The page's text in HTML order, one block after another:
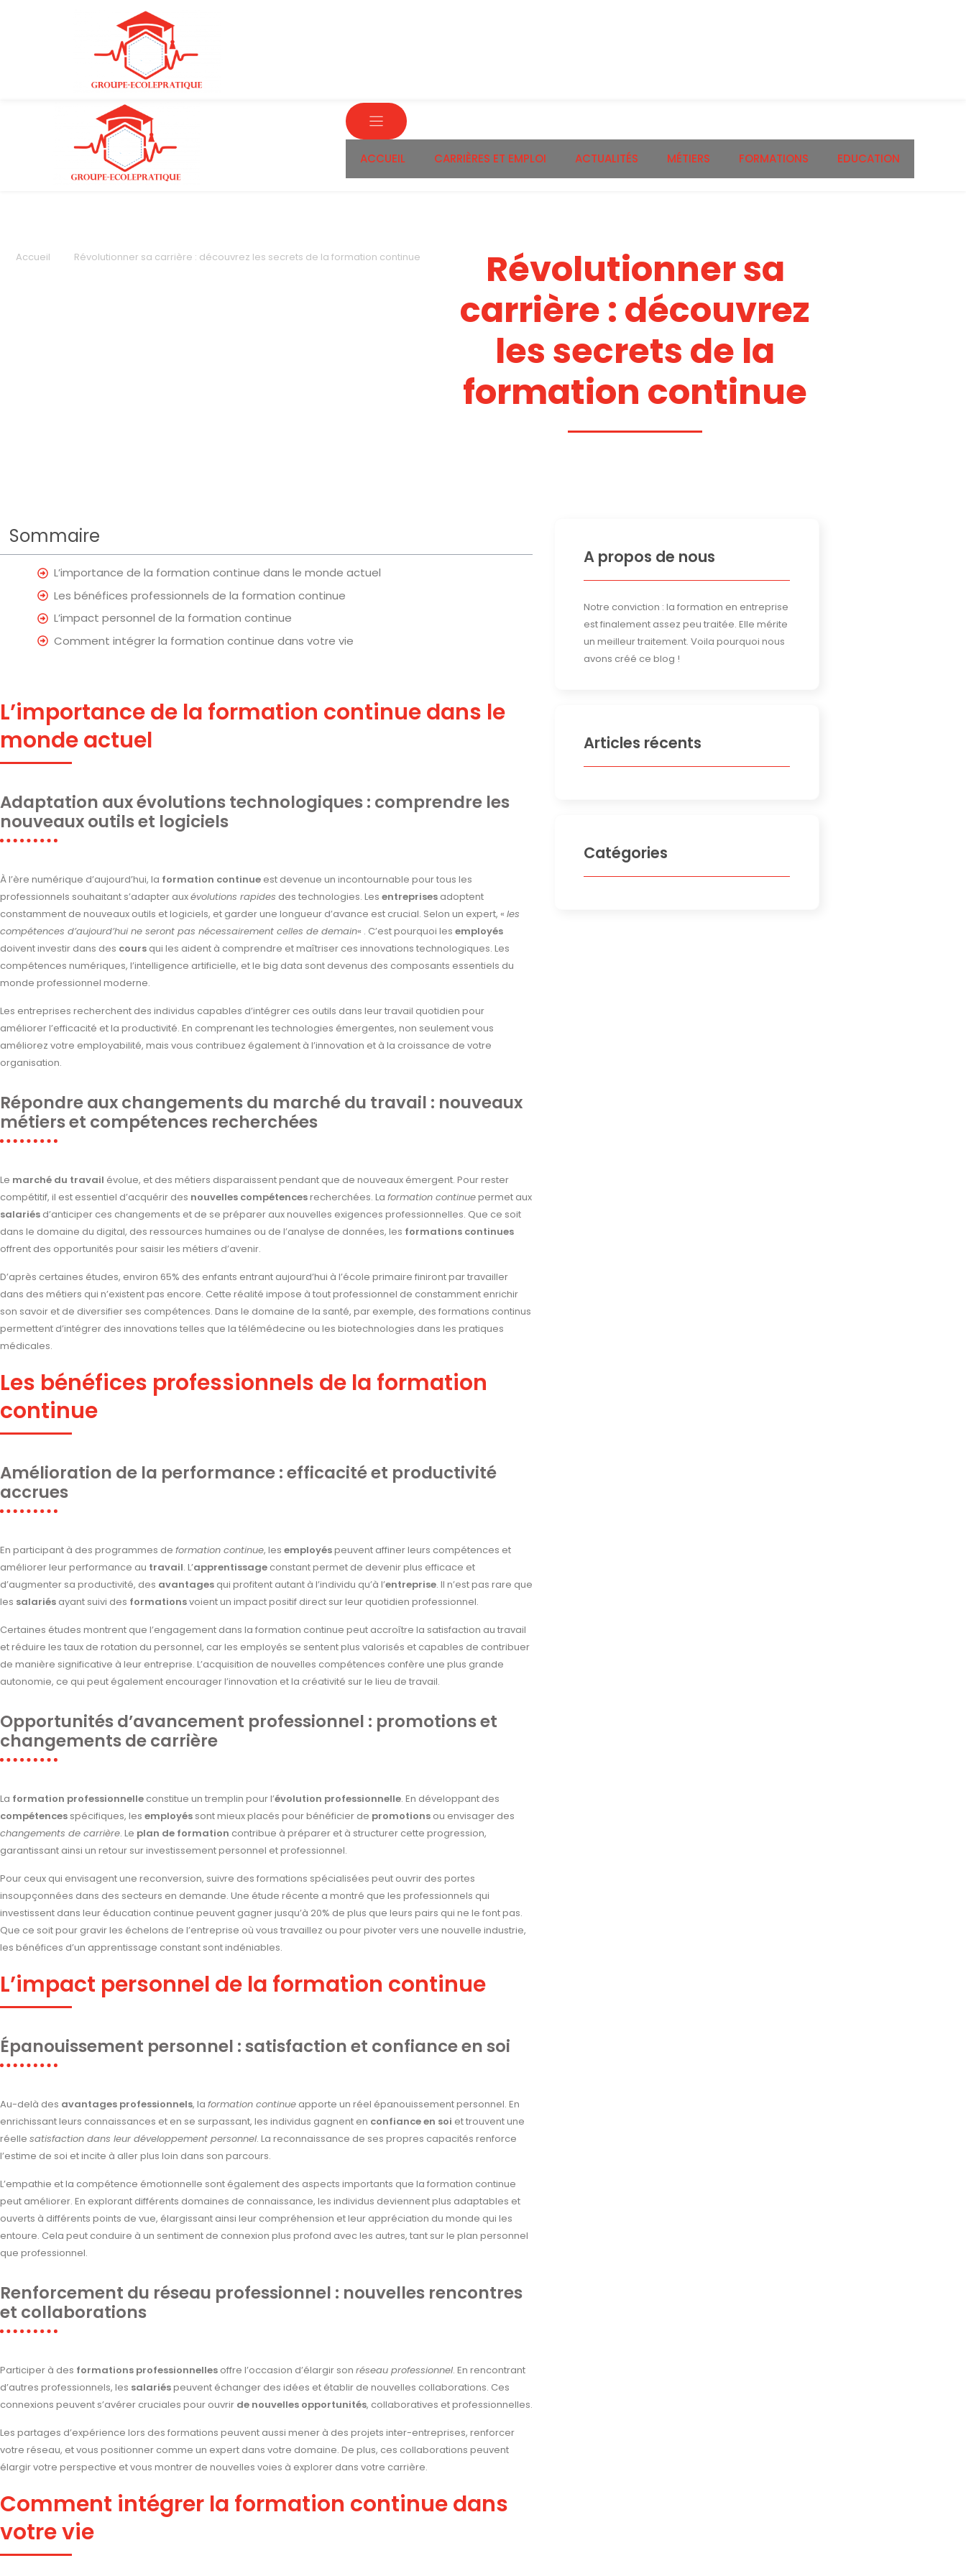
ACCUEIL CARRIÈRES ET EMPLOI ACTUALITÉS MÉTIERS FORMATIONS EDUCATION
Accueil Révolutionner sa carrière : découvrez les secrets de la formation continue
Révolutionner sa
carrière : découvrez
les secrets de la
formation continue
Sommaire
L’importance de la formation continue dans le monde actuel
Les bénéfices professionnels de la formation continue
L’impact personnel de la formation continue
Comment intégrer la formation continue dans votre vie
L’importance de la formation continue dans le
monde actuel
Adaptation aux évolutions technologiques : comprendre les
nouveaux outils et logiciels
À l’ère numérique d’aujourd’hui, la formation continue est devenue un incontournable pour tous les
professionnels souhaitant s’adapter auxévolutions rapides des technologies. Les entreprises adoptent
constamment de nouveaux outils et logiciels, et garder une longueur d’avance est crucial. Selon un expert, « les
compétences d’aujourd’hui ne seront pas nécessairement celles de demain« . C’est pourquoi les employés
doivent investir dans des cours qui les aident à comprendre et maîtriser ces innovations technologiques. Les
compétences numériques, l’intelligence artificielle, et le big data sont devenus des composants essentiels du
monde professionnel moderne.
Les entreprises recherchent des individus capables d’intégrer ces outils dans leur travail quotidien pour
améliorer l’efficacité et la productivité. En comprenant les technologies émergentes, non seulement vous
améliorez votre employabilité, mais vous contribuez également à l’innovation et à la croissance de votre
organisation.
Répondre aux changements du marché du travail : nouveaux
métiers et compétences recherchées
Le marché du travail évolue, et des métiers disparaissent pendant que de nouveaux émergent. Pour rester
compétitif, il est essentiel d’acquérir des nouvelles compétencesrecherchées. La formation continuepermet aux
salariés d’anticiper ces changements et de se préparer aux nouvelles exigences professionnelles. Que ce soit
dans le domaine du digital, des ressources humaines ou de l’analyse de données, les formations continues
offrent des opportunités pour saisir les métiers d’avenir.
D’après certaines études, environ 65% des enfants entrant aujourd’hui à l’école primaire finiront par travailler
dans des métiers qui n’existent pas encore. Cette réalité impose à tout professionnel de constamment enrichir
son savoir et de diversifier ses compétences. Dans le domaine de la santé, par exemple, des formations continus
permettent d’intégrer des innovations telles que la télémédecine ou les biotechnologies dans les pratiques
médicales.
Les bénéfices professionnels de la formation
continue
Amélioration de la performance : efficacité et productivité
accrues
En participant à des programmes de formation continue, les employéspeuvent affiner leurs compétences et
améliorer leur performance au travail. L’apprentissage constant permet de devenir plus efficace et
d’augmenter sa productivité, des avantages qui profitent autant à l’individu qu’à l’entreprise. Il n’est pas rare que
les salariés ayant suivi des formationsvoient un impact positif direct sur leur quotidien professionnel.
Certaines études montrent que l’engagement dans la formation continue peut accroître la satisfaction au travail
et réduire les taux de rotation du personnel, car les employés se sentent plus valorisés et capables de contribuer
de manière significative à leur entreprise. L’acquisition de nouvelles compétences confère une plus grande
autonomie, ce qui peut également encourager l’innovation et la créativité sur le lieu de travail.
Opportunités d’avancement professionnel : promotions et
changements de carrière
La formation professionnelle constitue un tremplin pour l’évolution professionnelle. En développant des
compétences spécifiques, les employés sont mieux placés pour bénéficier de promotions ou envisager des
changements de carrière. Le plan de formation contribue à préparer et à structurer cette progression,
garantissant ainsi un retour sur investissement personnel et professionnel.
Pour ceux qui envisagent une reconversion, suivre des formations spécialisées peut ouvrir des portes
insoupçonnées dans des secteurs en demande. Une étude récente a montré que les professionnels qui
investissent dans leur éducation continue peuvent gagner jusqu’à 20% de plus que leurs pairs qui ne le font pas.
Que ce soit pour gravir les échelons de l’entreprise où vous travaillez ou pour pivoter vers une nouvelle industrie,
les bénéfices d’un apprentissage constant sont indéniables.
L’impact personnel de la formation continue
Épanouissement personnel : satisfaction et confiance en soi
Au-delà des avantages professionnels, la formation continue apporte un réel épanouissement personnel. En
enrichissant leurs connaissances et en se surpassant, les individus gagnent en confiance en soi et trouvent une
réelle satisfaction dans leur développement personnel. La reconnaissance de ses propres capacités renforce
l’estime de soi et incite à aller plus loin dans son parcours.
L’empathie et la compétence émotionnelle sont également des aspects importants que la formation continue
peut améliorer. En explorant différents domaines de connaissance, les individus deviennent plus adaptables et
ouverts à différents points de vue, élargissant ainsi leur compréhension et leur appréciation du monde qui les
entoure. Cela peut conduire à un sentiment de connexion plus profond avec les autres, tant sur le plan personnel
que professionnel.
Renforcement du réseau professionnel : nouvelles rencontres
et collaborations
Participer à des formations professionnelles offre l’occasion d’élargir son réseau professionnel. En rencontrant
d’autres professionnels, les salariéspeuvent échanger des idées et établir de nouvelles collaborations. Ces
connexions peuvent s’avérer cruciales pour ouvrir de nouvelles opportunités, collaboratives et professionnelles.
Les partages d’expérience lors des formations peuvent aussi mener à des projets inter-entreprises, renforcer
votre réseau, et vous positionner comme un expert dans votre domaine. De plus, ces collaborations peuvent
élargir votre perspective et vous montrer de nouvelles voies à explorer dans votre carrière.
Comment intégrer la formation continue dans
votre vie
A propos de nous
Notre conviction : la formation en entreprise
est finalement assez peu traitée. Elle mérite
un meilleur traitement. Voila pourquoi nous
avons créé ce blog !
Articles récents
Catégories